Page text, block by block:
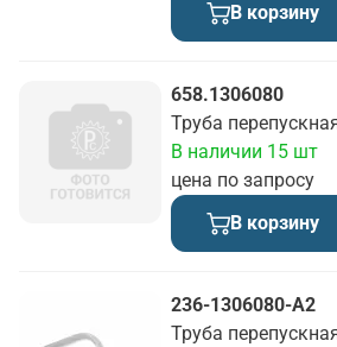
В корзину
658.1306080
Труба
цена по запросу
В наличии 15 шт
В корзину
236-1306080-А2
Труба